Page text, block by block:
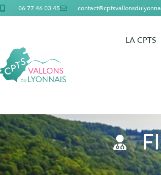
06 77 46 03 45
LA CPTS